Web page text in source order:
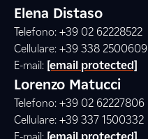
Elena Distaso
Telefono: +39 02 62228522
Cellulare: +39 338 2500609
E-mail: [email protected]
Lorenzo Matucci
Telefono: +39 02 62227806
Cellulare: +39 337 1500332